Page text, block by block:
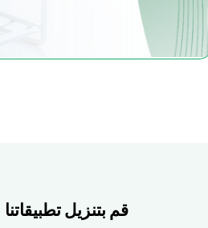
قم بتنزيل تطبيقاتنا